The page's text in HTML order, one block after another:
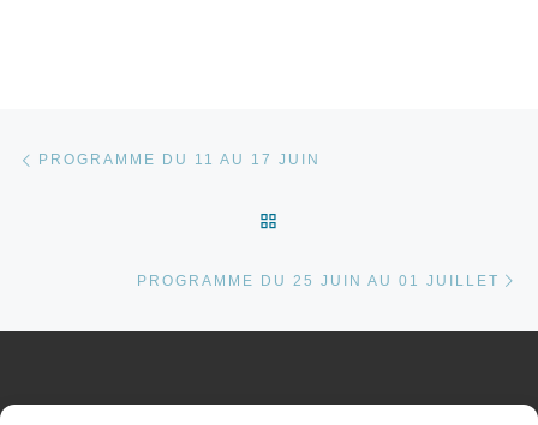
Parcourir les articles
PROGRAMME DU 11 AU 17 JUIN
PROGRAMME DU 25 JUIN AU 01 JUILLET